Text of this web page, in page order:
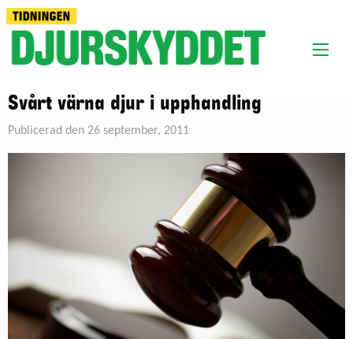
Svårt värna djur i upphandling
Publicerad den 26 september, 2011